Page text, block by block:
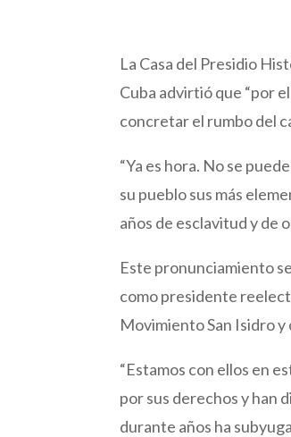
La Casa del Presidio
Cuba advirtió que “por
concretar el rumbo del
“Ya es hora. No se
su pueblo sus más
años de esclavitud y de
Este pronunciamiento
como presidente
Movimiento San Isidro
“Estamos con ellos en
por sus derechos y han
durante años ha